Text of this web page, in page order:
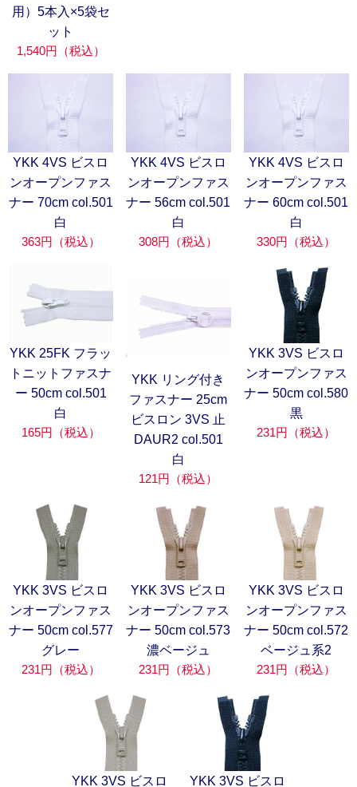
用）5本入×5袋セ
ット
1,540円（税込）
YKK 4VS ビスロ
ンオープンファス
ナー 70cm col.501
白
363円（税込）
YKK 4VS ビスロ
ンオープンファス
ナー 56cm col.501
白
308円（税込）
YKK 4VS ビスロ
ンオープンファス
ナー 60cm col.501
白
330円（税込）
YKK 25FK フラッ
トニットファスナ
ー 50cm col.501
白
165円（税込）
YKK リング付き
ファスナー 25cm
ビスロン 3VS 止
DAUR2 col.501
白
121円（税込）
YKK 3VS ビスロ
ンオープンファス
ナー 50cm col.580
黒
231円（税込）
YKK 3VS ビスロ
ンオープンファス
ナー 50cm col.577
グレー
231円（税込）
YKK 3VS ビスロ
ンオープンファス
ナー 50cm col.573
濃ベージュ
231円（税込）
YKK 3VS ビスロ
ンオープンファス
ナー 50cm col.572
ベージュ系2
231円（税込）
YKK 3VS ビスロ
YKK 3VS ビスロ